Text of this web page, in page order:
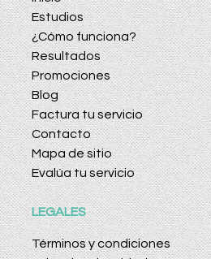
Estudios
¿Cómo funciona?
Resultados
Promociones
Blog
Factura tu servicio
Contacto
Mapa de sitio
Evalúa tu servicio
LEGALES
Términos y condiciones